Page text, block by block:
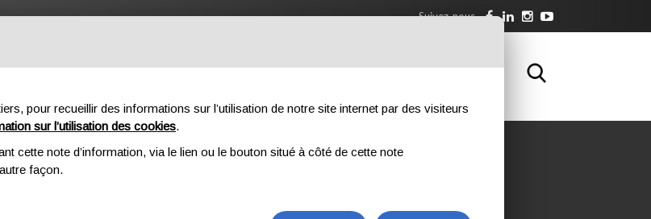
Suivez-nous
COMPOSANTES À PROPOS DE NOUS DOWNLOAD FORMATION CONTACTS
pour recueillir des informations sur l’utilisation de notre site internet par des visiteurs
sur l’utilisation des cookies.
cette note d’information, via le lien ou le bouton situé à côté de cette note
façon.